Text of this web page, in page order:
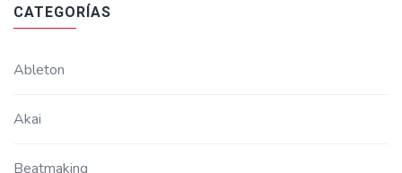
CATEGORÍAS
Ableton
Akai
Beatmaking